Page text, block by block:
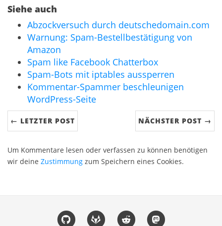
Siehe auch
Abzockversuch durch deutschedomain.com
Warnung: Spam-Bestellbestätigung von
Amazon
Spam like Facebook Chatterbox
Spam-Bots mit iptables aussperren
Kommentar-Spammer beschleunigen
WordPress-Seite
← LETZTER POST NÄCHSTER POST →
Um Kommentare lesen oder verfassen zu können benötigen
wir deine Zustimmung zum Speichern eines Cookies.